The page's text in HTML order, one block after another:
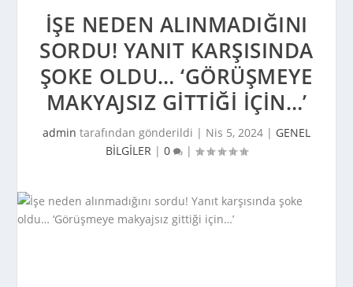
İŞE NEDEN ALINMADIĞINI
SORDU! YANIT KARŞISINDA
ŞOKE OLDU… ‘GÖRÜŞMEYE
MAKYAJSIZ GITTIĞI IÇIN…’
admin tarafından gönderildi | Nis 5, 2024 | GENEL
BİLGİLER | 0 |